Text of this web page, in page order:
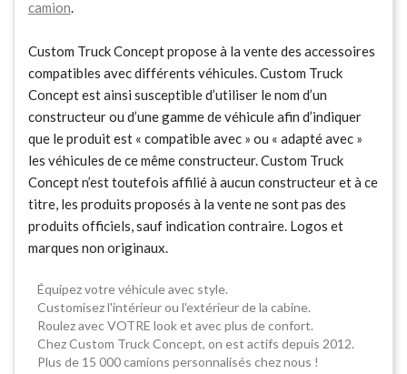
camion.
Custom Truck Concept propose à la vente des accessoires
compatibles avec différents véhicules. Custom Truck
Concept est ainsi susceptible d’utiliser le nom d’un
constructeur ou d’une gamme de véhicule afin d’indiquer
que le produit est « compatible avec » ou « adapté avec »
les véhicules de ce même constructeur. Custom Truck
Concept n’est toutefois affilié à aucun constructeur et à ce
titre, les produits proposés à la vente ne sont pas des
produits officiels, sauf indication contraire. Logos et
marques non originaux.
Équipez votre véhicule avec style.
Customisez l'intérieur ou l'extérieur de la cabine.
Roulez avec VOTRE look et avec plus de confort.
Chez Custom Truck Concept, on est actifs depuis 2012.
Plus de 15 000 camions personnalisés chez nous !